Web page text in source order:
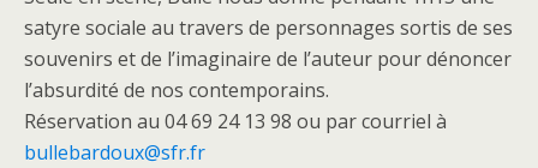
satyre sociale au travers de personnages sortis de ses
souvenirs et de l’imaginaire de l’auteur pour dénoncer
l’absurdité de nos contemporains.
Réservation au 04 69 24 13 98 ou par courriel à
bullebardoux@sfr.fr